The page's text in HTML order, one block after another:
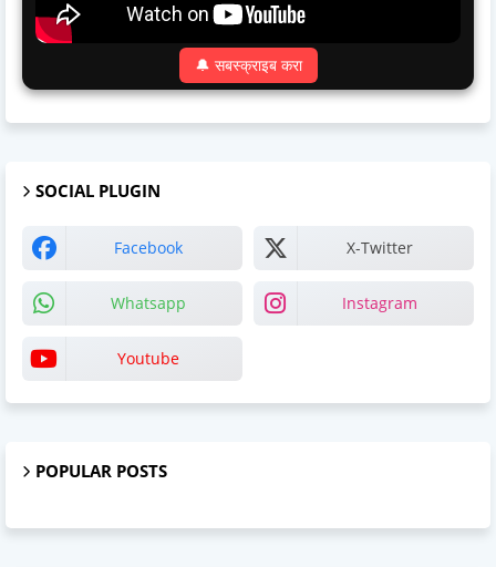
🔔 सबस्क्राइब करा
SOCIAL PLUGIN
Facebook X-Twitter
Whatsapp Instagram
Youtube
POPULAR POSTS